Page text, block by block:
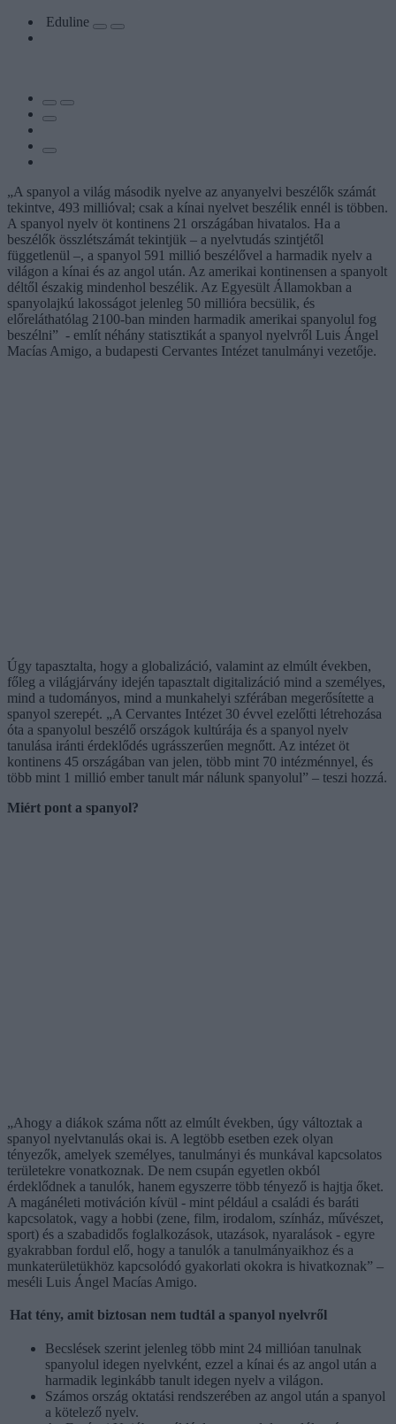
Eduline
„A spanyol a világ második nyelve az anyanyelvi beszélők számát
tekintve, 493 millióval; csak a kínai nyelvet beszélik ennél is többen.
A spanyol nyelv öt kontinens 21 országában hivatalos. Ha a
beszélők összlétszámát tekintjük – a nyelvtudás szintjétől
függetlenül –, a spanyol 591 millió beszélővel a harmadik nyelv a
világon a kínai és az angol után. Az amerikai kontinensen a spanyolt
déltől északig mindenhol beszélik. Az Egyesült Államokban a
spanyolajkú lakosságot jelenleg 50 millióra becsülik, és
előreláthatólag 2100-ban minden harmadik amerikai spanyolul fog
beszélni” - említ néhány statisztikát a spanyol nyelvről Luis Ángel
Macías Amigo, a budapesti Cervantes Intézet tanulmányi vezetője.
Úgy tapasztalta, hogy a globalizáció, valamint az elmúlt években,
főleg a világjárvány idején tapasztalt digitalizáció mind a személyes,
mind a tudományos, mind a munkahelyi szférában megerősítette a
spanyol szerepét. „A Cervantes Intézet 30 évvel ezelőtti létrehozása
óta a spanyolul beszélő országok kultúrája és a spanyol nyelv
tanulása iránti érdeklődés ugrásszerűen megnőtt. Az intézet öt
kontinens 45 országában van jelen, több mint 70 intézménnyel, és
több mint 1 millió ember tanult már nálunk spanyolul” – teszi hozzá.
Miért pont a spanyol?
„Ahogy a diákok száma nőtt az elmúlt években, úgy változtak a
spanyol nyelvtanulás okai is. A legtöbb esetben ezek olyan
tényezők, amelyek személyes, tanulmányi és munkával kapcsolatos
területekre vonatkoznak. De nem csupán egyetlen okból
érdeklődnek a tanulók, hanem egyszerre több tényező is hajtja őket.
A magánéleti motiváción kívül - mint például a családi és baráti
kapcsolatok, vagy a hobbi (zene, film, irodalom, színház, művészet,
sport) és a szabadidős foglalkozások, utazások, nyaralások - egyre
gyakrabban fordul elő, hogy a tanulók a tanulmányaikhoz és a
munkaterületükhöz kapcsolódó gyakorlati okokra is hivatkoznak” –
meséli Luis Ángel Macías Amigo.
Hat tény, amit biztosan nem tudtál a spanyol nyelvről
Becslések szerint jelenleg több mint 24 millióan tanulnak
spanyolul idegen nyelvként, ezzel a kínai és az angol után a
harmadik leginkább tanult idegen nyelv a világon.
Számos ország oktatási rendszerében az angol után a spanyol
a kötelező nyelv.